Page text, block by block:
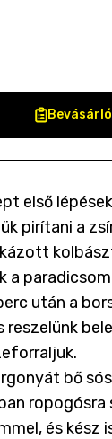
első
pirítani a
a
után a
bő
és kész